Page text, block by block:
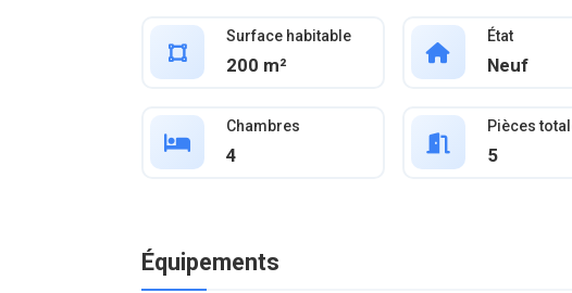
Surface habitable
200 m²
État
Neuf
Chambres
4
Pièces
5
Équipements